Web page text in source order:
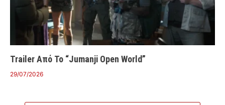
Trailer Από Το “Jumanji Open World”
29/07/2026